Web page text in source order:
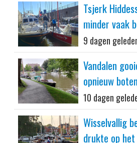
Tsjerk
minder vaak
9 dagen
Vandalen
opnieuw
10 dagen
Wisselvallig
drukte op